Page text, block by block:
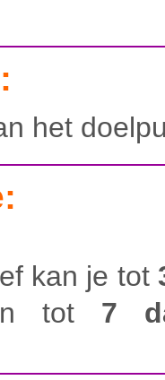
het
kan je tot
tot 7